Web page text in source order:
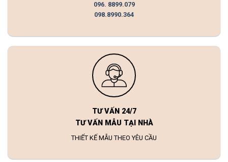
096. 8899.079
098.8990.364
TƯ VẤN 24/7
TƯ VẤN MẪU TẠI NHÀ
THIẾT KẾ MẪU THEO YÊU CẦU